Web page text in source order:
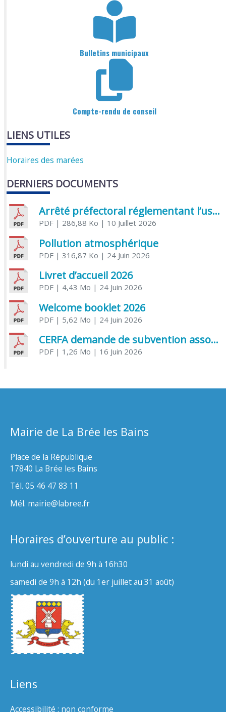
Bulletins municipaux
Compte-rendu de conseil
LIENS UTILES
Horaires des marées
DERNIERS DOCUMENTS
Arrêté préfectoral réglementant l’usage de l’eau
PDF| 286,88 Ko | 10 Juillet 2026
Pollution atmosphérique
PDF| 316,87 Ko | 24 Juin 2026
Livret d’accueil 2026
PDF| 4,43 Mo | 24 Juin 2026
Welcome booklet 2026
PDF| 5,62 Mo | 24 Juin 2026
CERFA demande de subvention association
PDF| 1,26 Mo | 16 Juin 2026
Mairie de La Brée les Bains
Place de la République
17840 La Brée les Bains
Tél. 05 46 47 83 11
Mél. mairie@labree.fr
Horaires d’ouverture au public :
lundi au vendredi de 9h à 16h30
samedi de 9h à 12h (du 1er juillet au 31 août)
Liens
Accessibilité : non conforme